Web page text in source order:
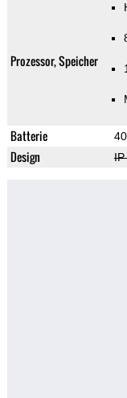
Prozessor, Speicher
Batterie
Design IP